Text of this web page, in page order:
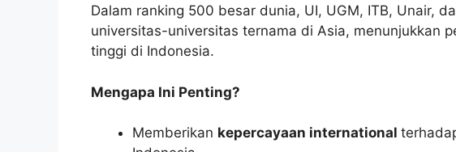
Dalam ranking 500 besar dunia, UI, UGM, ITB, Unair,
universitas-universitas ternama di Asia, menunjukkan
tinggi di Indonesia.
Mengapa Ini Penting?
Memberikan kepercayaan international